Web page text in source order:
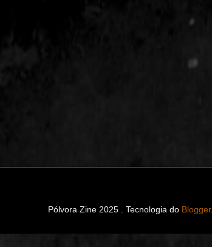
Pólvora Zine 2025 . Tecnologia do Blogger.